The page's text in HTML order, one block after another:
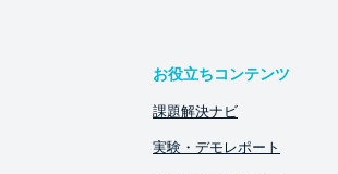
お役立ちコンテンツ
課題解決ナビ
実験・デモレポート